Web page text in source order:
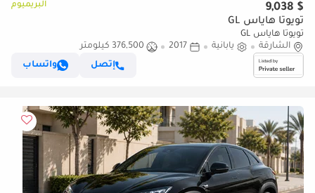
$ 9,038 البريميوم
تويوتا هاياس GL
تويوتا هاياس GL
الشارقة
يابانية 2017
376,500 كيلومتر
إتصل
واتساب